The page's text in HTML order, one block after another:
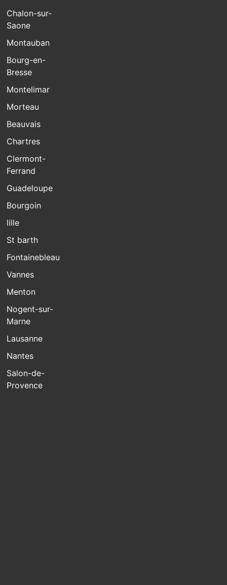
Chalon-sur-
Saone
Montauban
Bourg-en-
Bresse
Montelimar
Morteau
Beauvais
Chartres
Clermont-
Ferrand
Guadeloupe
Bourgoin
lille
St barth
Fontainebleau
Vannes
Menton
Nogent-sur-
Marne
Lausanne
Nantes
Salon-de-
Provence